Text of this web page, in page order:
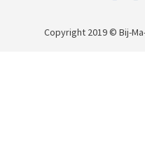
Copyright 2019 © Bij-